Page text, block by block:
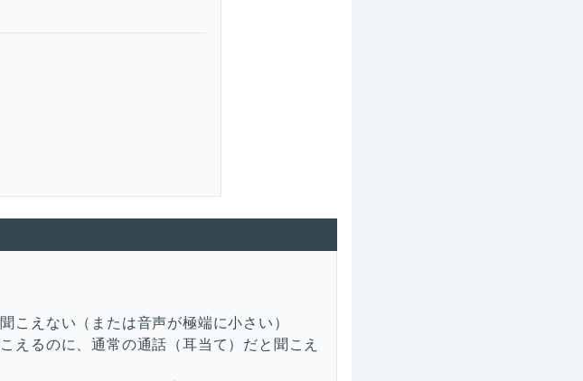
こえない（または音声が極端に小さい）
えるのに、通常の通話（耳当て）だと聞こえ